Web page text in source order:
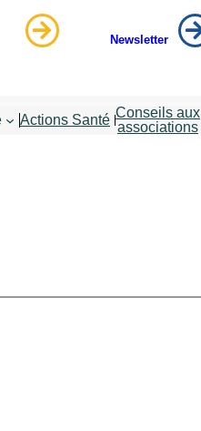
Newsletter
Actions Santé Conseils aux
associations